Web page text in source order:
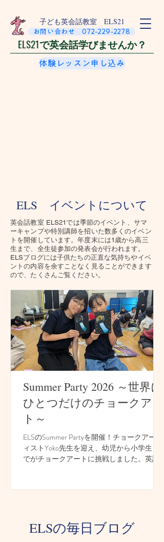
​子ども英会話教室 ELS21
お問い合わせ 072-229-2278
ELS21で英会話学びませんか？
体験レッスン申し込み
ELS イベントについて
​英会話教室 ELS21では季節のイベント、サマ
ーキャンプや特別講師を招いた数多くのイベン
トを開催しています。年度末には1歳から高三
生まで、全生徒参加の発表会が行われます。
​ELSブログには子供たちの正直な気持ちやイベ
ントの内容を余すことなく見ることができます
ので、たくさんご覧ください。
Summer Party 2026 ～世界に
ひとつだけのチョークアー
ト～
ELSのSummer Partyを開催！チョークアーテ
ィストYoko先生を迎え、幼児から小学生ま
でがチョークアートに挑戦しました。英語
た一日をご紹介します。
ELSの毎日ブログ